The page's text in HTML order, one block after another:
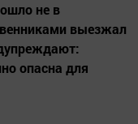
не в
выезжал
опасна для